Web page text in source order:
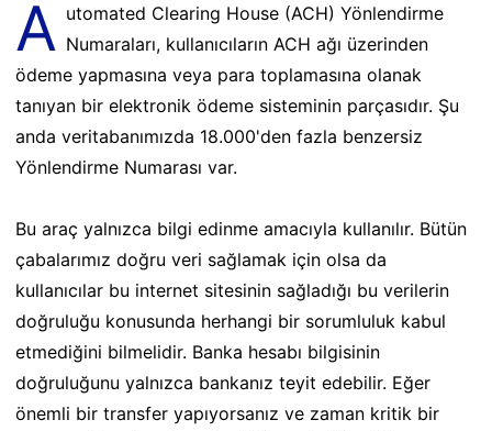
A utomated Clearing House (ACH) Yönlendirme
Numaraları, kullanıcıların ACH ağı üzerinden
ödeme yapmasına veya para toplamasına olanak
tanıyan bir elektronik ödeme sisteminin parçasıdır. Şu
anda veritabanımızda 18.000'den fazla benzersiz
Yönlendirme Numarası var.
Bu araç yalnızca bilgi edinme amacıyla kullanılır. Bütün
çabalarımız doğru veri sağlamak için olsa da
kullanıcılar bu internet sitesinin sağladığı bu verilerin
doğruluğu konusunda herhangi bir sorumluluk kabul
etmediğini bilmelidir. Banka hesabı bilgisinin
doğruluğunu yalnızca bankanız teyit edebilir. Eğer
önemli bir transfer yapıyorsanız ve zaman kritik bir